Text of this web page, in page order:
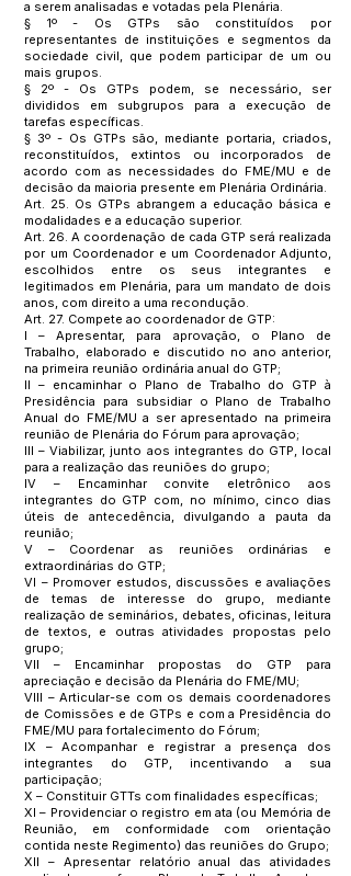
a serem analisadas e votadas pela Plenária.
§ 1º - Os GTPs são constituídos por
representantes de instituições e segmentos da
sociedade civil, que podem participar de um ou
mais grupos.
§ 2º - Os GTPs podem, se necessário, ser
divididos em subgrupos para a execução de
tarefas específicas.
§ 3º - Os GTPs são, mediante portaria, criados,
reconstituídos, extintos ou incorporados de
acordo com as necessidades do FME/MU e de
decisão da maioria presente em Plenária Ordinária.
Art. 25. Os GTPs abrangem a educação básica e
modalidades e a educação superior.
Art. 26. A coordenação de cada GTP será realizada
por um Coordenador e um Coordenador Adjunto,
escolhidos entre os seus integrantes e
legitimados em Plenária, para um mandato de dois
anos, com direito a uma recondução.
Art. 27. Compete ao coordenador de GTP:
I – Apresentar, para aprovação, o Plano de
Trabalho, elaborado e discutido no ano anterior,
na primeira reunião ordinária anual do GTP;
Il – encaminhar o Plano de Trabalho do GTP à
Presidência para subsidiar o Plano de Trabalho
Anual do FME/MU a ser apresentado na primeira
reunião de Plenária do Fórum para aprovação;
III – Viabilizar, junto aos integrantes do GTP, local
para a realização das reuniões do grupo;
IV – Encaminhar convite eletrônico aos
integrantes do GTP com, no mínimo, cinco dias
úteis de antecedência, divulgando a pauta da
reunião;
V – Coordenar as reuniões ordinárias e
extraordinárias do GTP;
VI – Promover estudos, discussões e avaliações
de temas de interesse do grupo, mediante
realização de seminários, debates, oficinas, leitura
de textos, e outras atividades propostas pelo
grupo;
VII – Encaminhar propostas do GTP para
apreciação e decisão da Plenária do FME/MU;
VIII – Articular-se com os demais coordenadores
de Comissões e de GTPs e com a Presidência do
FME/MU para fortalecimento do Fórum;
IX – Acompanhar e registrar a presença dos
integrantes do GTP, incentivando a sua
participação;
X – Constituir GTTs com finalidades específicas;
XI – Providenciar o registro em ata (ou Memória de
Reunião, em conformidade com orientação
contida neste Regimento) das reuniões do Grupo;
XII – Apresentar relatório anual das atividades